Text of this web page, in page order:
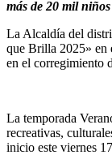
más de 20 mil
La Alcaldía del
que Brilla 2025»
en el corregimiento
La temporada
recreativas,
inicio este viernes